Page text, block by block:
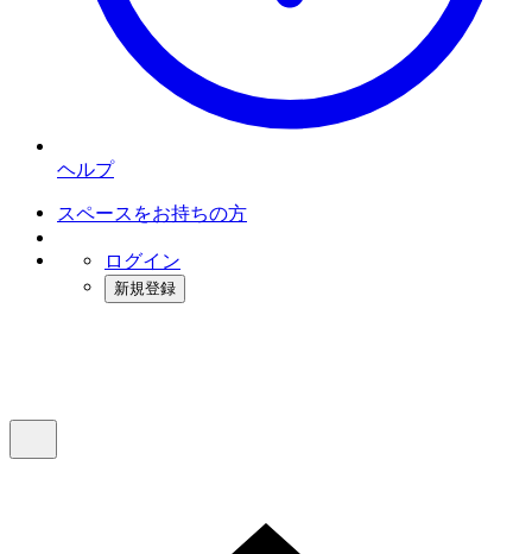
ヘルプ
スペースをお持ちの方
ログイン
新規登録